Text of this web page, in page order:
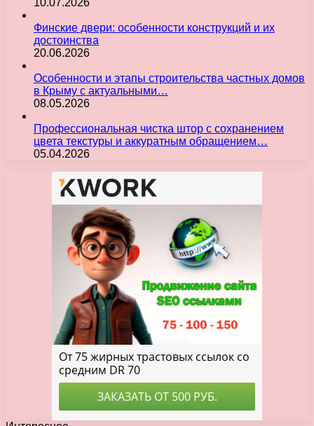
Финские двери: особенности конструкций и их
достоинства
20.06.2026
Особенности и этапы строительства частных домов
в Крыму с актуальными…
08.05.2026
Профессиональная чистка штор с сохранением
цвета текстуры и аккуратным обращением…
05.04.2026